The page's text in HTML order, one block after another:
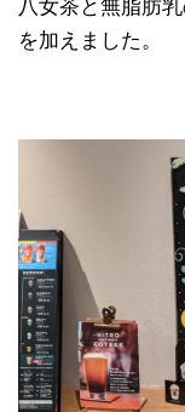
八女茶と無脂肪
を加えました。